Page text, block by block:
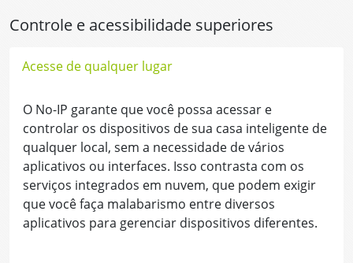
Controle e acessibilidade superiores
Acesse de qualquer lugar
O No-IP garante que você possa acessar e
controlar os dispositivos de sua casa inteligente de
qualquer local, sem a necessidade de vários
aplicativos ou interfaces. Isso contrasta com os
serviços integrados em nuvem, que podem exigir
que você faça malabarismo entre diversos
aplicativos para gerenciar dispositivos diferentes.